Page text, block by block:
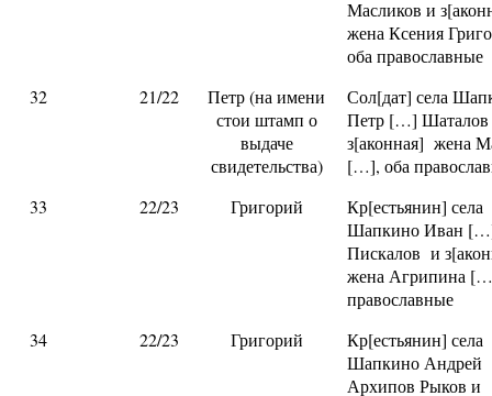
Масликов и
жена Ксения
оба православные
32
21/22
Петр (на имени
стои штамп о
выдаче
свидетельства)
Сол[дат] села
Петр […] Шаталов
з[аконная] жена
[…], оба
33
22/23 Григорий
Кр[естьянин] села
Шапкино Иван
Пискалов и
жена Агрипина
православные
34
22/23 Григорий
Кр[естьянин] села
Шапкино Андрей
Архипов Рыков и